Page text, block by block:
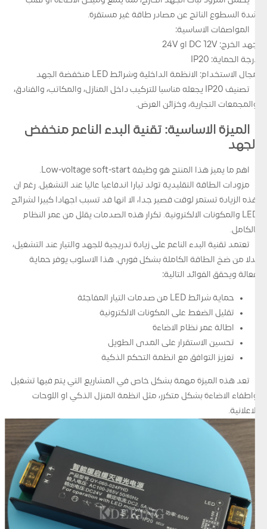
شدة السطوع الناتج عن مصادر طاقة غير مستقرة.
المواصفات الاساسية:
جهد الخرج: DC 12V او 24V
درجة الحماية: IP20
مجال الاستخدام: الانظمة الداخلية وشرائط LED منخفضة الجهد
تصنيف IP20 يجعله مناسبا للتركيب داخل المنازل، والمكاتب، والفنادق،
والمجمعات التجارية، وخزائن العرض.
الميزة الاساسية: تقنية البدء الناعم منخفض
الجهد
اهم ما يميز هذا المنتج هو وظيفة Low-voltage soft-start.
مزودات الطاقة التقليدية تولد تيارا اندفاعيا عاليا عند التشغيل. رغم ان
هذه الزيادة تستمر لوقت قصير جدا، الا انها قد تسبب اجهادا كبيرا لشرائح
LED والمكونات الالكترونية. تكرار هذه الصدمات يقلل من عمر النظام
بالكامل.
تعتمد تقنية البدء الناعم على زيادة تدريجية للجهد والتيار عند التشغيل،
بدلا من ضخ الطاقة الكاملة بشكل فوري. هذا الاسلوب يوفر حماية
فعالة ويحقق الفوائد التالية:
حماية شرائط LED من صدمات التيار المفاجئة
تقليل الضغط على المكونات الالكترونية
اطالة عمر نظام الاضاءة
تحسين الاستقرار على المدى الطويل
تعزيز التوافق مع انظمة التحكم الذكية
تعد هذه الميزة مهمة بشكل خاص في المشاريع التي يتم فيها تشغيل
واطفاء الاضاءة بشكل متكرر، مثل انظمة المنزل الذكي او اللوحات
الاعلانية.